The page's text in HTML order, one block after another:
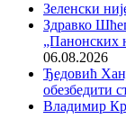
Зеленски
Здравко
„Панонских
06.08.2026
Ђедовић
обезбедити
Владимир